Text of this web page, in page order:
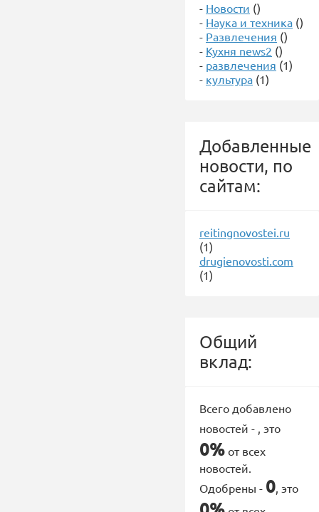
- Новости ()
- Наука и техника ()
- Развлечения ()
- Кухня news2 ()
- развлечения (1)
- культура (1)
Добавленные
новости, по
сайтам:
reitingnovostei.ru
(1)
drugienovosti.com
(1)
Общий
вклад:
Всего добавлено
новостей - , это
0% от всех
новостей.
Одобрены - 0, это